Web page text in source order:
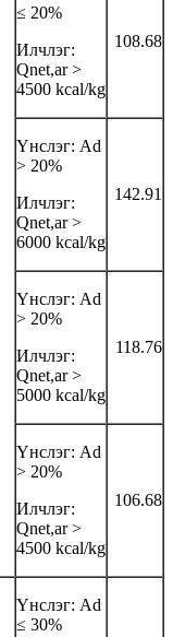
≤ 20%
Илчлэг:
Qnet,ar >
4500 kcal/kg
108.68
Үнслэг: Аd
> 20%
Илчлэг:
Qnet,ar >
6000 kcal/kg
142.91
Үнслэг: Аd
> 20%
Илчлэг:
Qnet,ar >
5000 kcal/kg
118.76
Үнслэг: Аd
> 20%
Илчлэг:
Qnet,ar >
4500 kcal/kg
106.68
Үнслэг: Аd
≤ 30%